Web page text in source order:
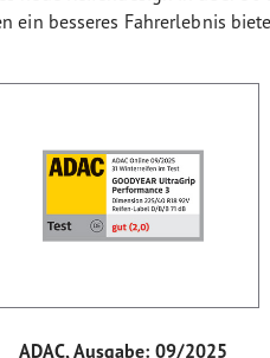
ein besseres Fahrerlebnis
ADAC, Ausgabe: 09/2025